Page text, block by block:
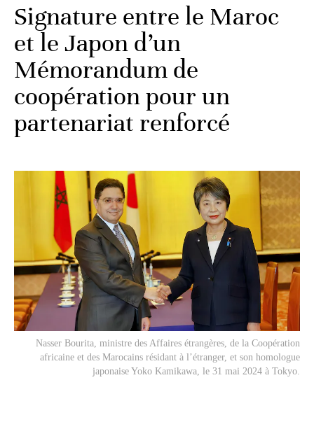
Signature entre le Maroc
et le Japon d’un
Mémorandum de
coopération pour un
partenariat renforcé
Nasser Bourita, ministre des Affaires étrangères, de la Coopération
africaine et des Marocains résidant à l’étranger, et son homologue
japonaise Yoko Kamikawa, le 31 mai 2024 à Tokyo.